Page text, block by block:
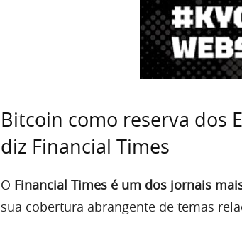
Bitcoin como reserva dos
diz Financial Times
O Financial Times é um dos jornais
sua cobertura abrangente de temas